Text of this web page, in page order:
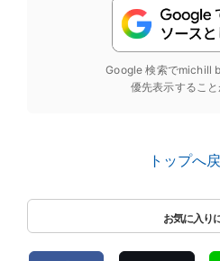
Google 検索でmichill
優先表示するこ
トップへ